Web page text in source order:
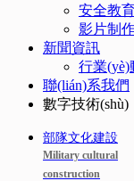
安全教
影片制
新聞資訊
行業(yè)
聯(lián)系我們
數字技術(shù)
部隊文化建設
Military cultural
construction